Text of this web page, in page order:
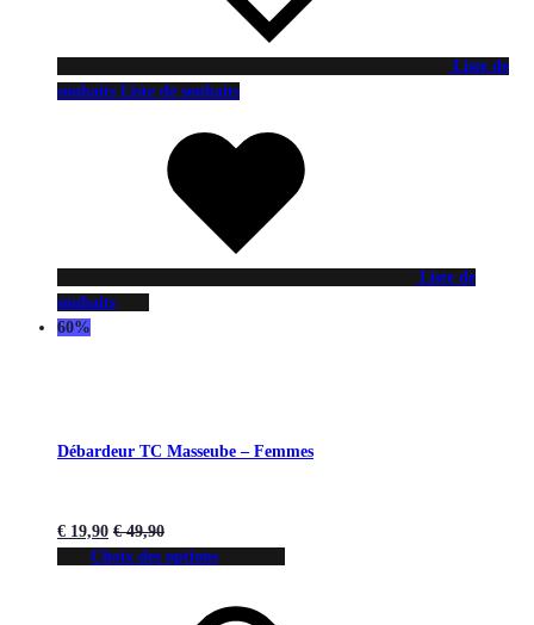
Liste de
souhaits Liste de souhaits
Liste de
souhaits
60%
Débardeur TC Masseube – Femmes
€ 19,90 €49,90
Choix des options